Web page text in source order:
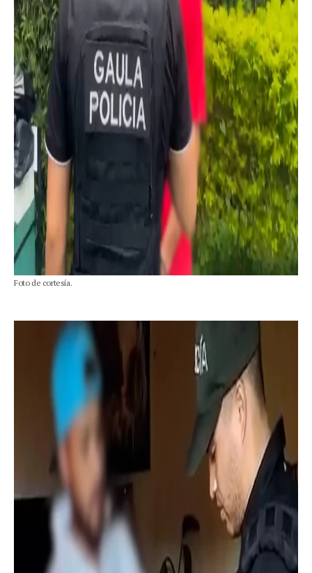
Foto de cortesía.